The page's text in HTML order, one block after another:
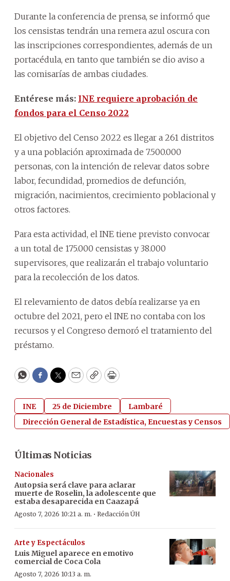
Durante la conferencia de prensa, se informó que
los censistas tendrán una remera azul oscura con
las inscripciones correspondientes, además de un
portacédula, en tanto que también se dio aviso a
las comisarías de ambas ciudades.
Entérese más: INE requiere aprobación de
fondos para el Censo 2022
El objetivo del Censo 2022 es llegar a 261 distritos
y a una población aproximada de 7.500.000
personas, con la intención de relevar datos sobre
labor, fecundidad, promedios de defunción,
migración, nacimientos, crecimiento poblacional y
otros factores.
Para esta actividad, el INE tiene previsto convocar
a un total de 175.000 censistas y 38.000
supervisores, que realizarán el trabajo voluntario
para la recolección de los datos.
El relevamiento de datos debía realizarse ya en
octubre del 2021, pero el INE no contaba con los
recursos y el Congreso demoró el tratamiento del
préstamo.
WhatsApp
Facebook
Twitter
EmailCopyPrint
INE 25 de Diciembre
Lambaré
Dirección General de Estadística, Encuestas y Censos
Últimas Noticias
Nacionales
Autopsia será clave para aclarar
muerte de Roselin, la adolescente que
estaba desaparecida en Caazapá
Agosto 7, 2026 10:21 a. m. · Redacción ÚH
Arte y Espectáculos
Luis Miguel aparece en emotivo
comercial de Coca Cola
Agosto 7, 2026 10:13 a. m.